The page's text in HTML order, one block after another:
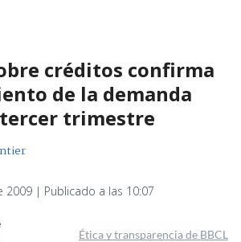
créditos confirma
de la demanda
trimestre
2009 | Publicado a las 10:07
Ética y transparencia de BBCL